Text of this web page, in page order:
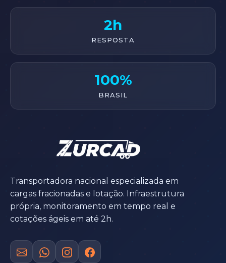
2h
RESPOSTA
100%
BRASIL
Transportadora nacional especializada em
cargas fracionadas e lotação. Infraestrutura
própria, monitoramento em tempo real e
cotações ágeis em até 2h.